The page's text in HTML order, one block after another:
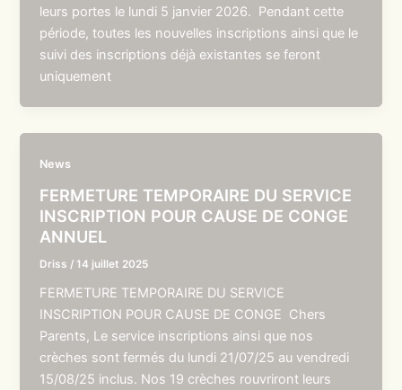
leurs portes le lundi 5 janvier 2026. Pendant cette
période, toutes les nouvelles inscriptions ainsi que le
suivi des inscriptions déjà existantes se feront
uniquement
News
FERMETURE TEMPORAIRE DU SERVICE
INSCRIPTION POUR CAUSE DE CONGE
ANNUEL
Driss /14 juillet 2025
FERMETURE TEMPORAIRE DU SERVICE
INSCRIPTION POUR CAUSE DE CONGE Chers
Parents, Le service inscriptions ainsi que nos
crèches sont fermés du lundi 21/07/25 au vendredi
15/08/25 inclus. Nos 19 crèches rouvriront leurs